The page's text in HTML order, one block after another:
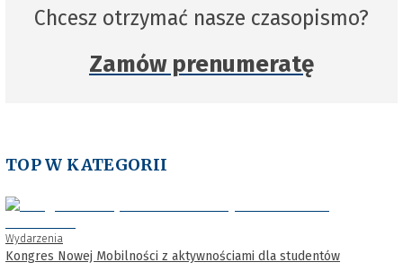
Chcesz otrzymać nasze czasopismo?
Zamów prenumeratę
TOP W KATEGORII
Wydarzenia
Kongres Nowej Mobilności z aktywnościami dla studentów